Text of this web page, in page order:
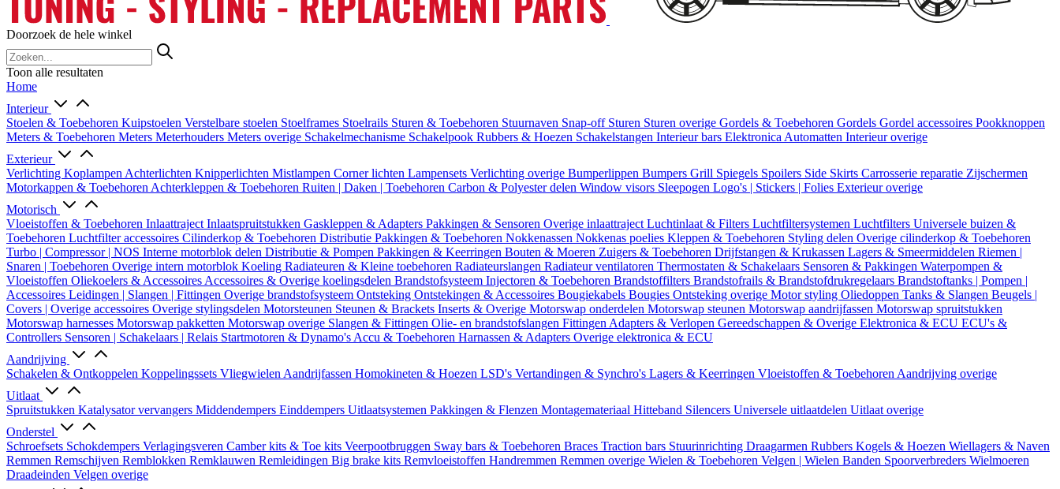
Doorzoek de hele winkel
Toon alle resultaten
Home
Interieur
Stoelen & Toebehoren Kuipstoelen Verstelbare stoelen Stoelframes Stoelrails Sturen & Toebehoren Stuurnaven Snap-off Sturen Sturen overige Gordels & Toebehoren Gordels Gordel accessoires Pookknoppen
Meters & Toebehoren Meters Meterhouders Meters overige Schakelmechanisme Schakelpook Rubbers & Hoezen Schakelstangen Interieur bars Elektronica Automatten Interieur overige
Exterieur
Verlichting Koplampen Achterlichten Knipperlichten Mistlampen Corner lichten Lampensets Verlichting overige Bumperlippen Bumpers Grill Spiegels Spoilers Side Skirts Carrosserie reparatie Zijschermen
Motorkappen & Toebehoren Achterkleppen & Toebehoren Ruiten | Daken | Toebehoren Carbon & Polyester delen Window visors Sleepogen Logo's | Stickers | Folies Exterieur overige
Motorisch
Vloeistoffen & Toebehoren Inlaattraject Inlaatspruitstukken Gaskleppen & Adapters Pakkingen & Sensoren Overige inlaattraject Luchtinlaat & Filters Luchtfiltersystemen Luchtfilters Universele buizen &
Toebehoren Luchtfilter accessoires Cilinderkop & Toebehoren Distributie Pakkingen & Toebehoren Nokkenassen Nokkenas poelies Kleppen & Toebehoren Styling delen Overige cilinderkop & Toebehoren
Turbo | Compressor | NOS Interne motorblok delen Distributie & Pompen Pakkingen & Keerringen Bouten & Moeren Zuigers & Toebehoren Drijfstangen & Krukassen Lagers & Smeermiddelen Riemen |
Snaren | Toebehoren Overige intern motorblok Koeling Radiateuren & Kleine toebehoren Radiateurslangen Radiateur ventilatoren Thermostaten & Schakelaars Sensoren & Pakkingen Waterpompen &
Vloeistoffen Oliekoelers & Accessoires Accessoires & Overige koelingsdelen Brandstofsysteem Injectoren & Toebehoren Brandstoffilters Brandstofrails & Brandstofdrukregelaars Brandstoftanks | Pompen |
Accessoires Leidingen | Slangen | Fittingen Overige brandstofsysteem Ontsteking Ontstekingen & Accessoires Bougiekabels Bougies Ontsteking overige Motor styling Oliedoppen Tanks & Slangen Beugels |
Covers | Overige accessoires Overige stylingsdelen Motorsteunen Steunen & Brackets Inserts & Overige Motorswap onderdelen Motorswap steunen Motorswap aandrijfassen Motorswap spruitstukken
Motorswap harnesses Motorswap pakketten Motorswap overige Slangen & Fittingen Olie- en brandstofslangen Fittingen Adapters & Verlopen Gereedschappen & Overige Elektronica & ECU ECU's &
Controllers Sensoren | Schakelaars | Relais Startmotoren & Dynamo's Accu & Toebehoren Harnassen & Adapters Overige elektronica & ECU
Aandrijving
Schakelen & Ontkoppelen Koppelingssets Vliegwielen Aandrijfassen Homokineten & Hoezen LSD's Vertandingen & Synchro's Lagers & Keerringen Vloeistoffen & Toebehoren Aandrijving overige
Uitlaat
Spruitstukken Katalysator vervangers Middendempers Einddempers Uitlaatsystemen Pakkingen & Flenzen Montagemateriaal Hitteband Silencers Universele uitlaatdelen Uitlaat overige
Onderstel
Schroefsets Schokdempers Verlagingsveren Camber kits & Toe kits Veerpootbruggen Sway bars & Toebehoren Braces Traction bars Stuurinrichting Draagarmen Rubbers Kogels & Hoezen Wiellagers & Naven
Remmen Remschijven Remblokken Remklauwen Remleidingen Big brake kits Remvloeistoffen Handremmen Remmen overige Wielen & Toebehoren Velgen | Wielen Banden Spoorverbreders Wielmoeren
Draadeinden Velgen overige